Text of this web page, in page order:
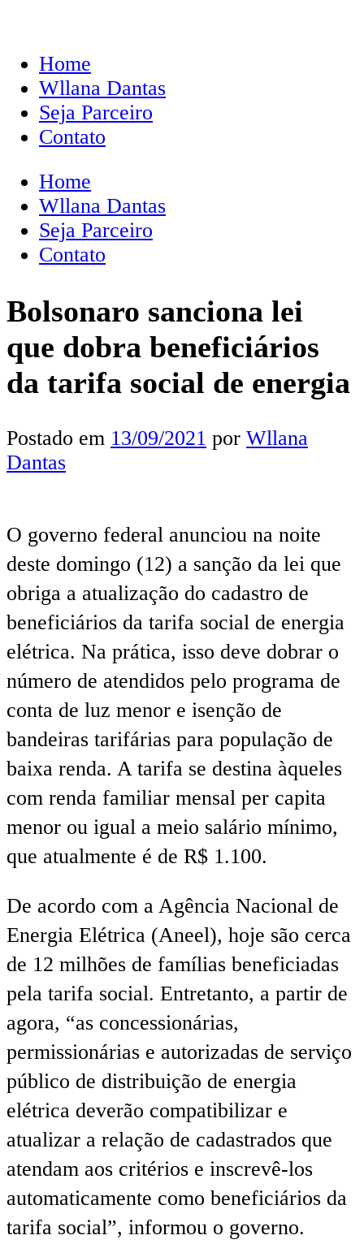
Home
Wllana Dantas
Seja Parceiro
Contato
Home
Wllana Dantas
Seja Parceiro
Contato
Bolsonaro sanciona lei
que dobra beneficiários
da tarifa social de energia
Postado em 13/09/2021 por Wllana
Dantas
O governo federal anunciou na noite
deste domingo (12) a sanção da lei que
obriga a atualização do cadastro de
beneficiários da tarifa social de energia
elétrica. Na prática, isso deve dobrar o
número de atendidos pelo programa de
conta de luz menor e isenção de
bandeiras tarifárias para população de
baixa renda. A tarifa se destina àqueles
com renda familiar mensal per capita
menor ou igual a meio salário mínimo,
que atualmente é de R$ 1.100.
De acordo com a Agência Nacional de
Energia Elétrica (Aneel), hoje são cerca
de 12 milhões de famílias beneficiadas
pela tarifa social. Entretanto, a partir de
agora, “as concessionárias,
permissionárias e autorizadas de serviço
público de distribuição de energia
elétrica deverão compatibilizar e
atualizar a relação de cadastrados que
atendam aos critérios e inscrevê-los
automaticamente como beneficiários da
tarifa social”, informou o governo.